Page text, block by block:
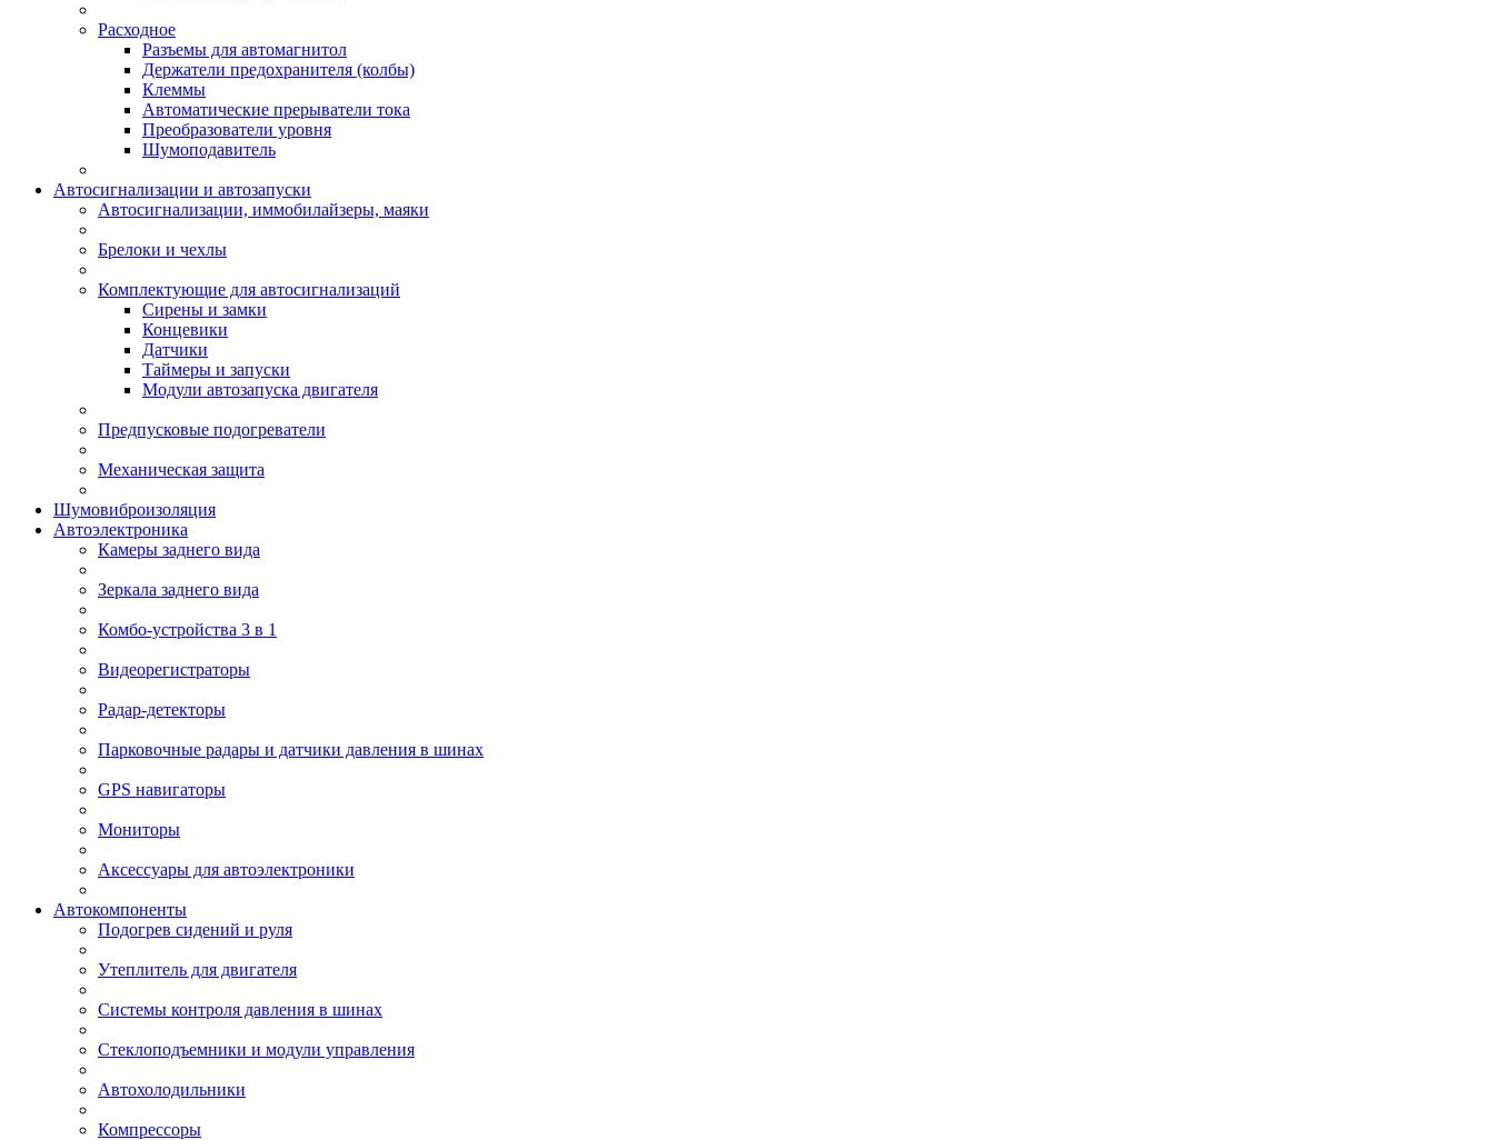
Расходное
Разъемы для автомагнитол
Держатели предохранителя (колбы)
Клеммы
Автоматические прерыватели тока
Преобразователи уровня
Шумоподавитель
Автосигнализации и автозапуски
Автосигнализации, иммобилайзеры, маяки
Брелоки и чехлы
Комплектующие для автосигнализаций
Сирены и замки
Концевики
Датчики
Таймеры и запуски
Модули автозапуска двигателя
Предпусковые подогреватели
Механическая защита
Шумовиброизоляция
Автоэлектроника
Камеры заднего вида
Зеркала заднего вида
Комбо-устройства 3 в 1
Видеорегистраторы
Радар-детекторы
Парковочные радары и датчики давления в шинах
GPS навигаторы
Мониторы
Аксессуары для автоэлектроники
Автокомпоненты
Подогрев сидений и руля
Утеплитель для двигателя
Системы контроля давления в шинах
Стеклоподъемники и модули управления
Автохолодильники
Компрессоры